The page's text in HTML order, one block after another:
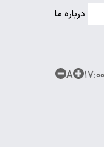
درباره ما
A